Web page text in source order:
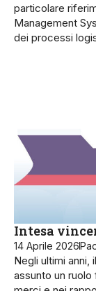
particolare
Management
dei processi
Intesa
14 Aprile 2026
Negli ultimi
assunto un